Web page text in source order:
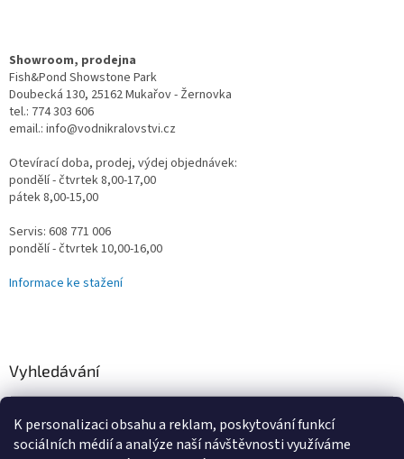
K personalizaci obsahu a reklam, poskytování funkcí
sociálních médií a analýze naší návštěvnosti využíváme
Showroom, prodejna
Fish&Pond Showstone Park
Doubecká 130, 25162 Mukařov - Žernovka
tel.: 774 303 606
email.: info@vodnikralovstvi.cz
Otevírací doba, prodej, výdej objednávek:
pondělí - čtvrtek 8,00-17,00
pátek 8,00-15,00
Servis: 608 771 006
pondělí - čtvrtek 10,00-16,00
Informace ke stažení
Vyhledávání
HLEDAT